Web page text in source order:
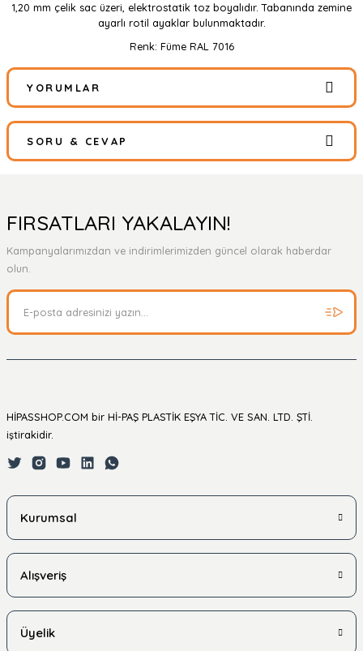
1,20 mm çelik sac üzeri, elektrostatik toz boyalıdır. Tabanında zemine
ayarlı rotil ayaklar bulunmaktadır.
Renk: Füme RAL 7016
YORUMLAR
Bu ürüne ilk yorumu siz yapın!
Yorum Yaz
SORU & CEVAP
Ürün hakkında henüz soru sorulmamış.
FIRSATLARI YAKALAYIN!
Kampanyalarımızdan ve indirimlerimizden güncel olarak haberdar
olun.
HİPASSHOP.COM bir Hİ-PAŞ PLASTİK EŞYA TİC. VE SAN. LTD. ŞTİ.
iştirakidir.
Kurumsal
Alışveriş
Üyelik